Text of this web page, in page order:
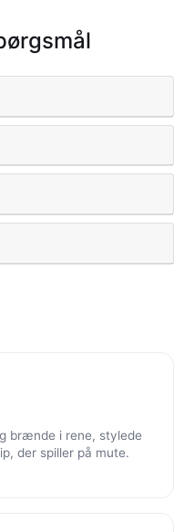
brænde i rene, stylede
der spiller på mute.